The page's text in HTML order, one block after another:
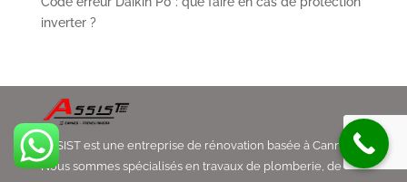
inverter ?
ASSIST est une entreprise de rénovation basée à Cannes.
Nous sommes spécialisés en travaux de plomberie, de